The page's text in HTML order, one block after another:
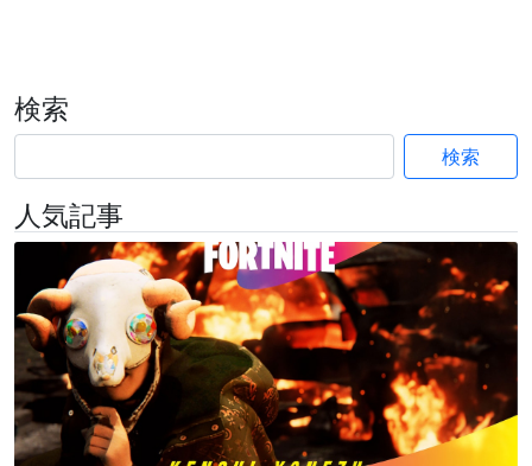
検索
検索
人気記事